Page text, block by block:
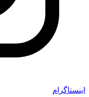
اینستاگرام